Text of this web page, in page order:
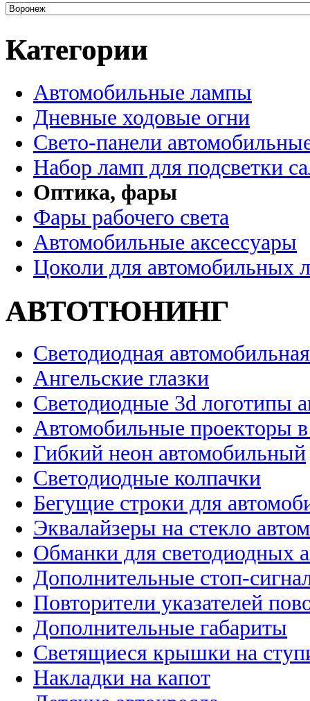
Категории
Автомобильные лампы
Дневные ходовые огни
Свето-панели
Набор ламп для подсветки
Оптика, фары
Фары рабочего света
Автомобильные аксессуары
Цоколи для автомобильных
АВТОТЮНИНГ
Светодиодная
Ангельские глазки
Светодиодные 3d логотипы
Автомобильные проекторы
Гибкий неон автомобильный
Светодиодные колпачки
Бегущие строки для
Эквалайзеры на стекло
Обманки для светодиодных
Дополнительные стоп-
Повторители указателей
Дополнительные габариты
Светящиеся крышки на
Накладки на капот